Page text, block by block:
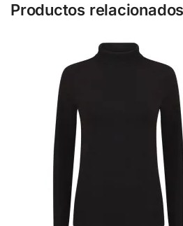
Productos relacionados